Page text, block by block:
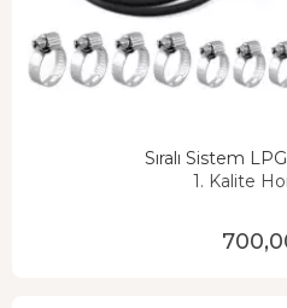
Sıralı Sistem
1. Kalite